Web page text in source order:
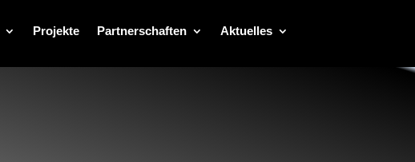
Projekte Partnerschaften Aktuelles